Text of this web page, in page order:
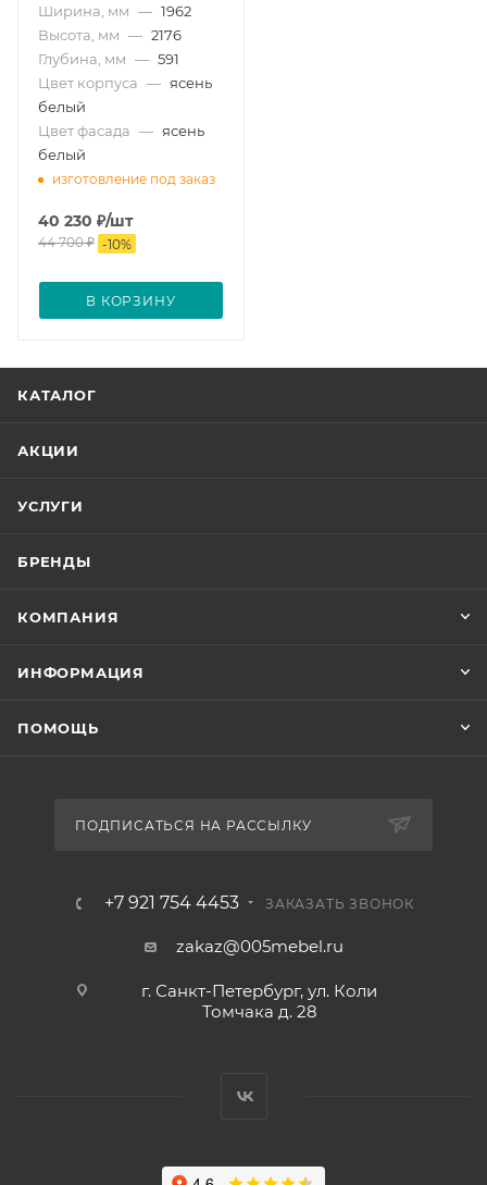
Ширина, мм — 1962
Высота, мм — 2176
Глубина, мм — 591
Цвет корпуса — ясень
белый
Цвет фасада — ясень
белый
изготовление под заказ
40 230 ₽/шт
44 700₽ -10%
В КОРЗИНУ
КАТАЛОГ
АКЦИИ
УСЛУГИ
БРЕНДЫ
КОМПАНИЯ
ИНФОРМАЦИЯ
ПОМОЩЬ
ПОДПИСАТЬСЯ НА РАССЫЛКУ
+7 921 754 4453 ЗАКАЗАТЬ ЗВОНОК
zakaz@005mebel.ru
г. Санкт-Петербург, ул. Коли
Томчака д. 28